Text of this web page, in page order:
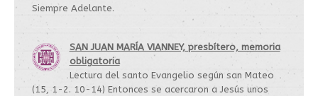
Siempre Adelante.
SAN JUAN MARÍA VIANNEY, presbítero, memoria
obligatoria
Lectura del santo Evangelio según san Mateo
(15, 1-2. 10-14) Entonces se acercaron a Jesús unos